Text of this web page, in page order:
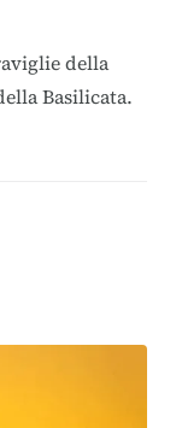
della
Basilicata.